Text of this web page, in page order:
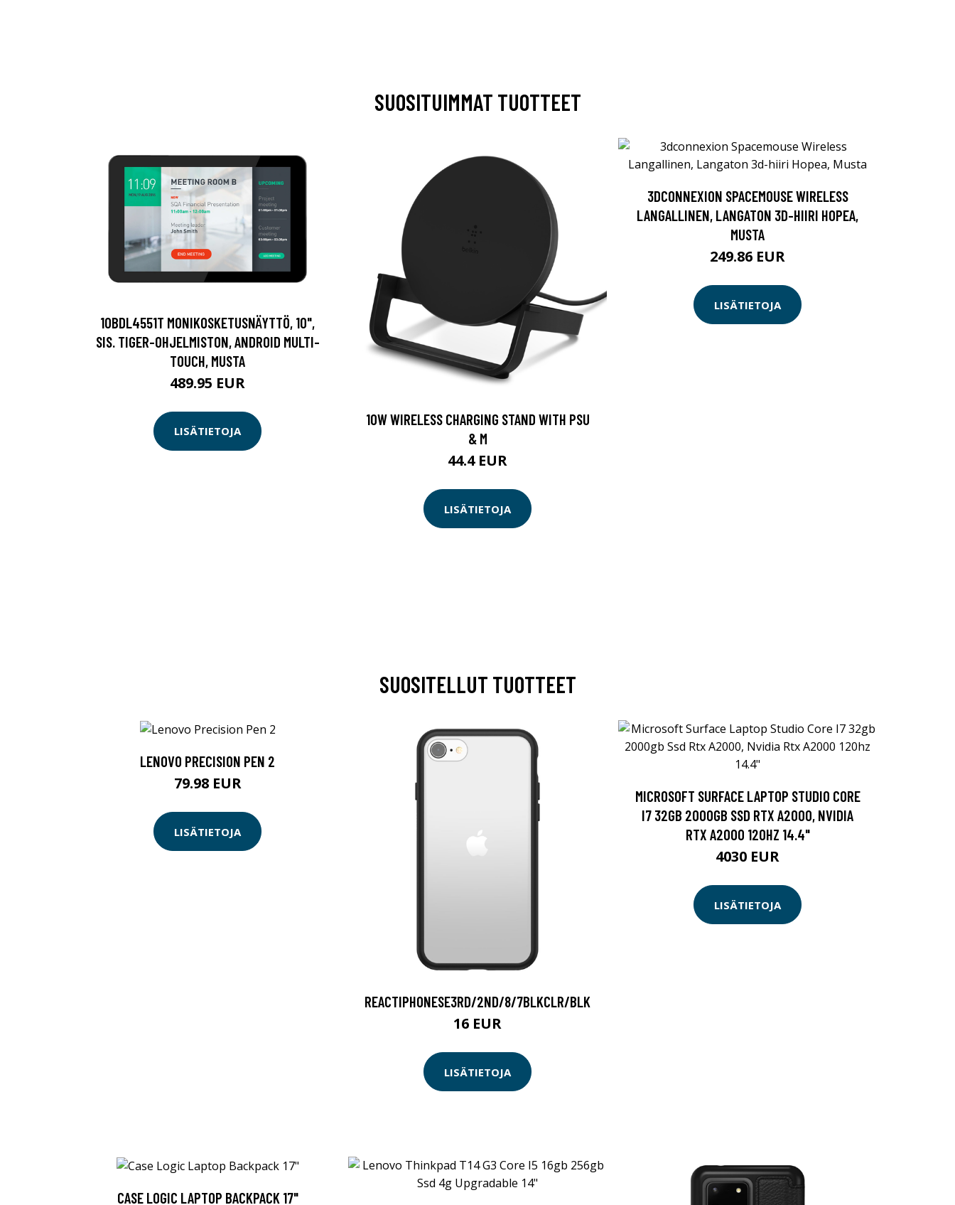
SUOSITUIMMAT TUOTTEET
10BDL4551T MONIKOSKETUSNÄYTTÖ, 10",
SIS. TIGER-OHJELMISTON, ANDROID MULTI-
TOUCH, MUSTA
489.95 EUR
LISÄTIETOJA
10W WIRELESS CHARGING STAND WITH PSU
& M
44.4 EUR
LISÄTIETOJA
3DCONNEXION SPACEMOUSE WIRELESS
LANGALLINEN, LANGATON 3D-HIIRI HOPEA,
MUSTA
249.86 EUR
LISÄTIETOJA
SUOSITELLUT TUOTTEET
LENOVO PRECISION PEN 2
79.98 EUR
LISÄTIETOJA
REACTIPHONESE3RD/2ND/8/7BLKCLR/BLK
16 EUR
LISÄTIETOJA
MICROSOFT SURFACE LAPTOP STUDIO CORE
I7 32GB 2000GB SSD RTX A2000, NVIDIA
RTX A2000 120HZ 14.4"
4030 EUR
LISÄTIETOJA
CASE LOGIC LAPTOP BACKPACK 17"